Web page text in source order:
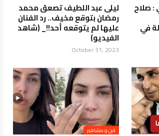
: صلاح
في
ليلى عبد اللطيف تصعق محمد
رمضان بتوقع مخيف.. رد الفنان
عليها لم يتوقعه أحد!!_ (شاهد
الفيديو)
October 31, 2023
فن و مشاهير